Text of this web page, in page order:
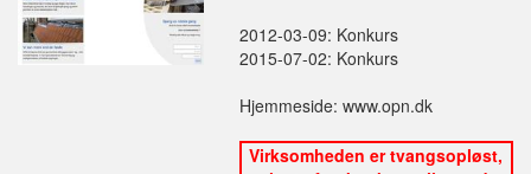
2012-03-09: Konkurs
2015-07-02: Konkurs
Hjemmeside: www.opn.dk
Virksomheden er tvangsopløst,